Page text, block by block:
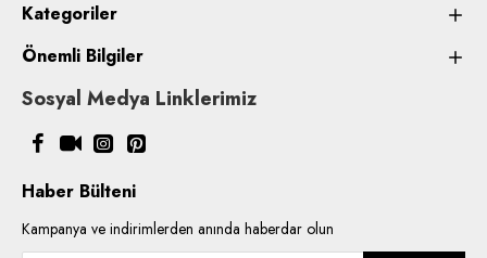
Kategoriler
Önemli Bilgiler
Sosyal Medya Linklerimiz
Haber Bülteni
Kampanya ve indirimlerden anında haberdar olun